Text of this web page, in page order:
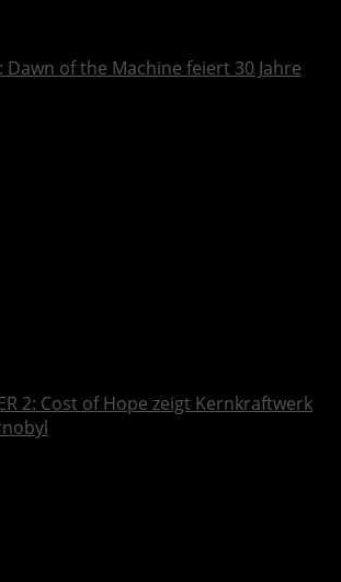
Dawn of the Machine feiert 30 Jahre
2: Cost of Hope zeigt Kernkraftwerk